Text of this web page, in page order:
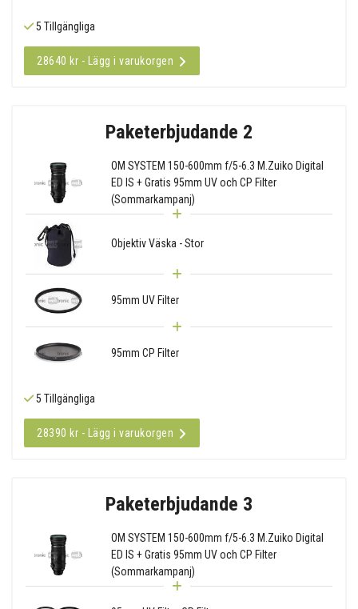
5 Tillgängliga
28640 kr - Lägg i varukorgen
Paketerbjudande 2
OM SYSTEM 150-600mm f/5-6.3 M.Zuiko Digital
ED IS + Gratis 95mm UV och CP Filter
(Sommarkampanj)
Objektiv Väska - Stor
95mm UV Filter
95mm CP Filter
5 Tillgängliga
28390 kr - Lägg i varukorgen
Paketerbjudande 3
OM SYSTEM 150-600mm f/5-6.3 M.Zuiko Digital
ED IS + Gratis 95mm UV och CP Filter
(Sommarkampanj)